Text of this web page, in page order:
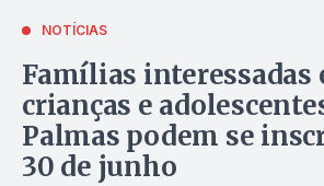
NOTÍCIAS
Famílias interessadas
crianças e
Palmas podem se
30 de junho